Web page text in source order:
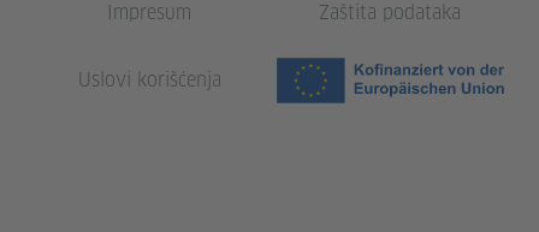
Impresum Zaštita podataka
Uslovi korišćenja